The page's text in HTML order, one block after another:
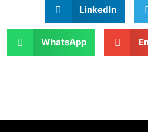
LinkedIn
WhatsApp